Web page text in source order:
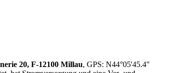
20, F-12100 Millau, GPS: N44°05'45.4"